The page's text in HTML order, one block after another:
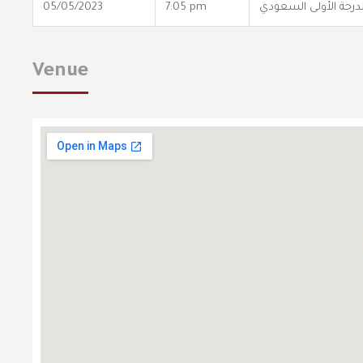
05/05/2023 7:05 pm الأولى السعودي
Venue